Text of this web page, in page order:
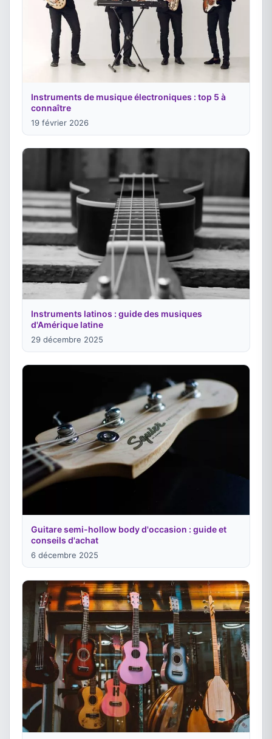
Instruments de musique électroniques : top 5 à
connaître
19 février 2026
Instruments latinos : guide des musiques
d'Amérique latine
29 décembre 2025
Guitare semi-hollow body d'occasion : guide et
conseils d'achat
6 décembre 2025